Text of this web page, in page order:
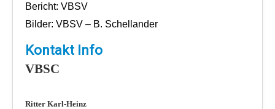
Bericht: VBSV
Bilder: VBSV – B. Schellander
Kontakt Info
VBSC
Ritter Karl-Heinz